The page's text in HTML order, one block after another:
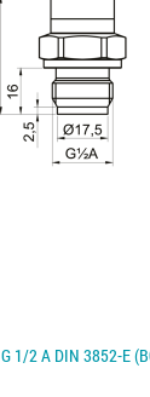
G 1/2 A DIN 3852-E